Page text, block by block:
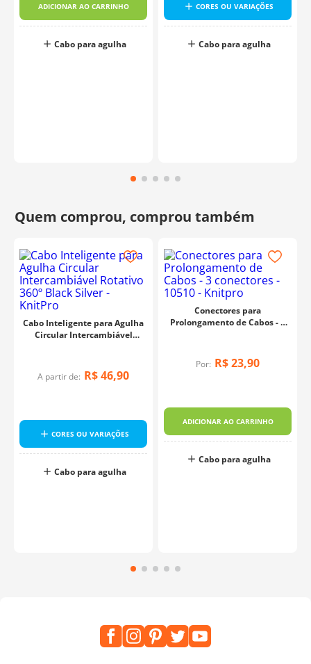
ADICIONAR AO CARRINHO
Cabo para agulha
CORES OU VARIAÇÕES
Cabo para agulha
Cabo Inteligente para Agulha
Circular Intercambiável
A partir de: R$46,90
CORES OU VARIAÇÕES
Cabo para agulha
Conectores para
Prolongamento de Cabos - 3
Por: R$23,90
ADICIONAR AO CARRINHO
Cabo para agulha